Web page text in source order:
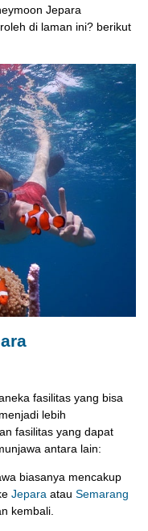
Jepara
di laman ini? berikut
fasilitas yang bisa
lebih
fasilitas yang dapat
antara lain:
biasanya mencakup
Jepara atau Semarang
kembali.